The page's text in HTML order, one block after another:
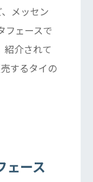
メッセン
フェースで
紹介されて
するタイの
ェース